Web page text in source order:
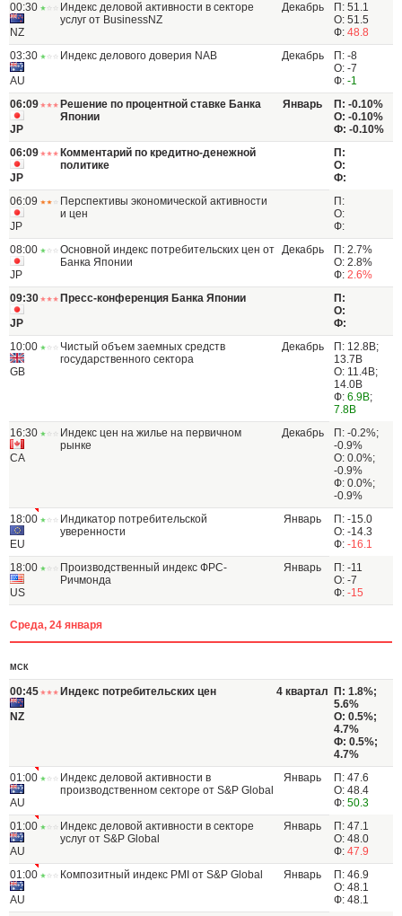
00:30
NZ
Индекс деловой активности в секторе
услуг от BusinessNZ
Декабрь
П: 51.1
О: 51.5
Ф: 48.8
03:30
AU
Индекс делового доверия NAB Декабрь
П: -8
О: -7
Ф: -1
06:09
JP
Решение по процентной ставке Банка
Японии
Январь
П: -0.10%
О: -0.10%
Ф: -0.10%
06:09
JP
Комментарий по кредитно-денежной
политике
П:
О:
Ф:
06:09
JP
Перспективы экономической активности
и цен
П:
О:
Ф:
08:00
JP
Основной индекс потребительских цен от
Банка Японии
Декабрь
П: 2.7%
О: 2.8%
Ф: 2.6%
09:30
JP
Пресс-конференция Банка Японии
П:
О:
Ф:
10:00
GB
Чистый объем заемных средств
государственного сектора
Декабрь
П: 12.8B;
13.7B
О: 11.4B;
14.0B
Ф: 6.9B;
7.8B
16:30
CA
Индекс цен на жилье на первичном
рынке
Декабрь
П: -0.2%;
-0.9%
О: 0.0%;
-0.9%
Ф: 0.0%;
-0.9%
18:00
EU
Индикатор потребительской
уверенности
Январь
П: -15.0
О: -14.3
Ф: -16.1
18:00
US
Производственный индекс ФРС-
Ричмонда
Январь
П: -11
О: -7
Ф: -15
Среда, 24 января
МСК
00:45
NZ
Индекс потребительских цен 4 квартал
П: 1.8%;
5.6%
О: 0.5%;
4.7%
Ф: 0.5%;
4.7%
01:00
AU
Индекс деловой активности в
производственном секторе от S&P Global
Январь
П: 47.6
О: 48.4
Ф: 50.3
01:00
AU
Индекс деловой активности в секторе
услуг от S&P Global
Январь
П: 47.1
О: 48.0
Ф: 47.9
01:00
AU
Композитный индекс PMI от S&P Global Январь
П: 46.9
О: 48.1
Ф: 48.1